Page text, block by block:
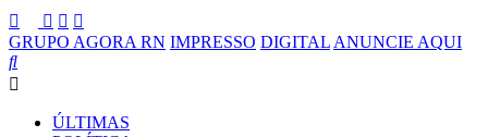
GRUPO AGORA RN IMPRESSO DIGITAL ANUNCIE AQUI
ÚLTIMAS